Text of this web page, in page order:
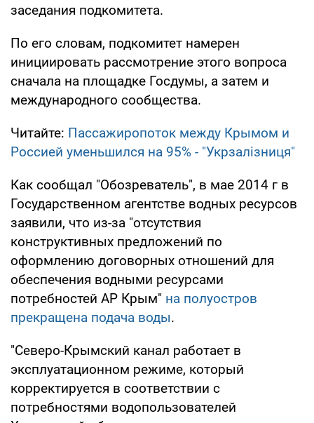
заседания подкомитета.
По его словам, подкомитет намерен
инициировать рассмотрение этого вопроса
сначала на площадке Госдумы, а затем и
международного сообщества.
Читайте: Пассажиропоток между Крымом и
Россией уменьшился на 95% - "Укрзалізниця"
Как сообщал "Обозреватель", в мае 2014 г в
Государственном агентстве водных ресурсов
заявили, что из-за "отсутствия
конструктивных предложений по
оформлению договорных отношений для
обеспечения водными ресурсами
потребностей АР Крым" на полуостров
прекращена подача воды.
"Северо-Крымский канал работает в
эксплуатационном режиме, который
корректируется в соответствии с
потребностями водопользователей